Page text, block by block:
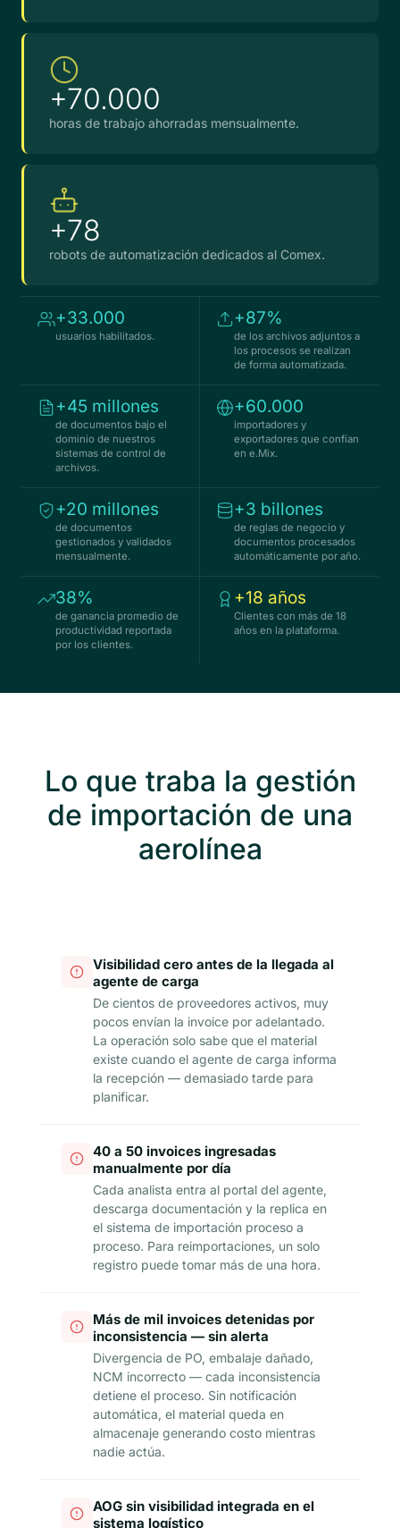
+70.000
horas de trabajo ahorradas mensualmente.
+78
robots de automatización dedicados al Comex.
+33.000
usuarios habilitados.
+87%
de los archivos adjuntos a
los procesos se realizan
de forma automatizada.
+45 millones
de documentos bajo el
dominio de nuestros
sistemas de control de
archivos.
+60.000
importadores y
exportadores que confían
en e.Mix.
+20 millones
de documentos
gestionados y validados
mensualmente.
+3 billones
de reglas de negocio y
documentos procesados
automáticamente por año.
38%
de ganancia promedio de
productividad reportada
por los clientes.
+18 años
Clientes con más de 18
años en la plataforma.
Lo que traba la gestión
de importación de una
aerolínea
Visibilidad cero antes de la llegada al
agente de carga
De cientos de proveedores activos, muy
pocos envían la invoice por adelantado.
La operación solo sabe que el material
existe cuando el agente de carga informa
la recepción — demasiado tarde para
planificar.
40 a 50 invoices ingresadas
manualmente por día
Cada analista entra al portal del agente,
descarga documentación y la replica en
el sistema de importación proceso a
proceso. Para reimportaciones, un solo
registro puede tomar más de una hora.
Más de mil invoices detenidas por
inconsistencia — sin alerta
Divergencia de PO, embalaje dañado,
NCM incorrecto — cada inconsistencia
detiene el proceso. Sin notificación
automática, el material queda en
almacenaje generando costo mientras
nadie actúa.
AOG sin visibilidad integrada en el
sistema logístico